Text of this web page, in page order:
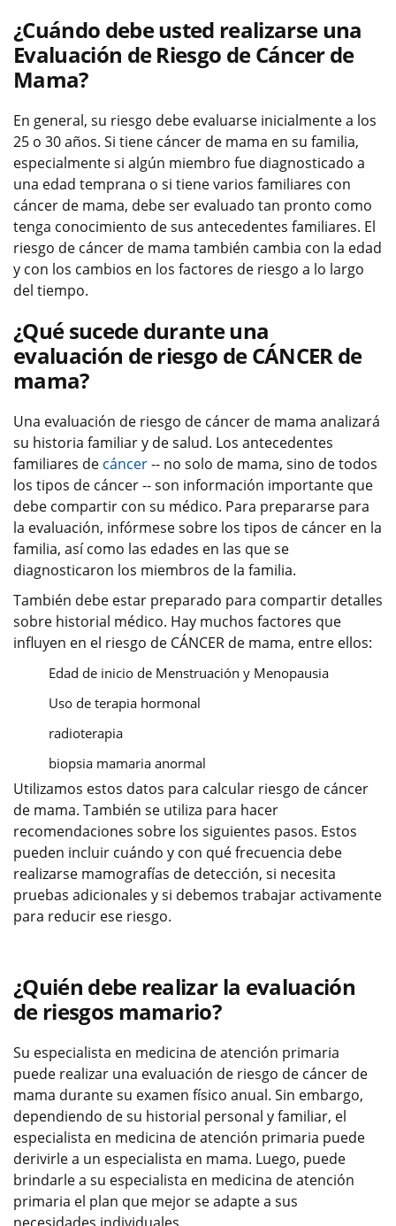
¿Cuándo debe usted realizarse una
Evaluación de Riesgo de Cáncer de
Mama?
En general, su riesgo debe evaluarse inicialmente a los
25 o 30 años. Si tiene cáncer de mama en su familia,
especialmente si algún miembro fue diagnosticado a
una edad temprana o si tiene varios familiares con
cáncer de mama, debe ser evaluado tan pronto como
tenga conocimiento de sus antecedentes familiares. El
riesgo de cáncer de mama también cambia con la edad
y con los cambios en los factores de riesgo a lo largo
del tiempo.
¿Qué sucede durante una
evaluación de riesgo de CÁNCER de
mama?
Una evaluación de riesgo de cáncer de mama analizará
su historia familiar y de salud. Los antecedentes
familiares de cáncer-- no solo de mama, sino de todos
los tipos de cáncer -- son información importante que
debe compartir con su médico. Para prepararse para
la evaluación, infórmese sobre los tipos de cáncer en la
familia, así como las edades en las que se
diagnosticaron los miembros de la familia.
También debe estar preparado para compartir detalles
sobre historial médico. Hay muchos factores que
influyen en el riesgo de CÁNCER de mama, entre ellos:
Edad de inicio de Menstruación y Menopausia
Uso de terapia hormonal
radioterapia
biopsia mamaria anormal
Utilizamos estos datos para calcular riesgo de cáncer
de mama. También se utiliza para hacer
recomendaciones sobre los siguientes pasos. Estos
pueden incluir cuándo y con qué frecuencia debe
realizarse mamografías de detección, si necesita
pruebas adicionales y si debemos trabajar activamente
para reducir ese riesgo.
¿Quién debe realizar la evaluación
de riesgos mamario?
Su especialista en medicina de atención primaria
puede realizar una evaluación de riesgo de cáncer de
mama durante su examen físico anual. Sin embargo,
dependiendo de su historial personal y familiar, el
especialista en medicina de atención primaria puede
derivirle a un especialista en mama. Luego, puede
brindarle a su especialista en medicina de atención
primaria el plan que mejor se adapte a sus